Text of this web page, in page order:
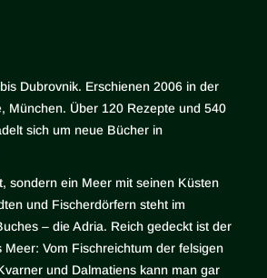
Dubrovnik. Erschienen 2006 in der
München. Über 120 Rezepte und 540
sich um neue Bücher in
sondern ein Meer mit seinen Küsten
und Fischerdörfern steht im
– die Adria. Reich gedeckt ist der
Vom Fischreichtum der felsigen
und Dalmatiens kann man gar